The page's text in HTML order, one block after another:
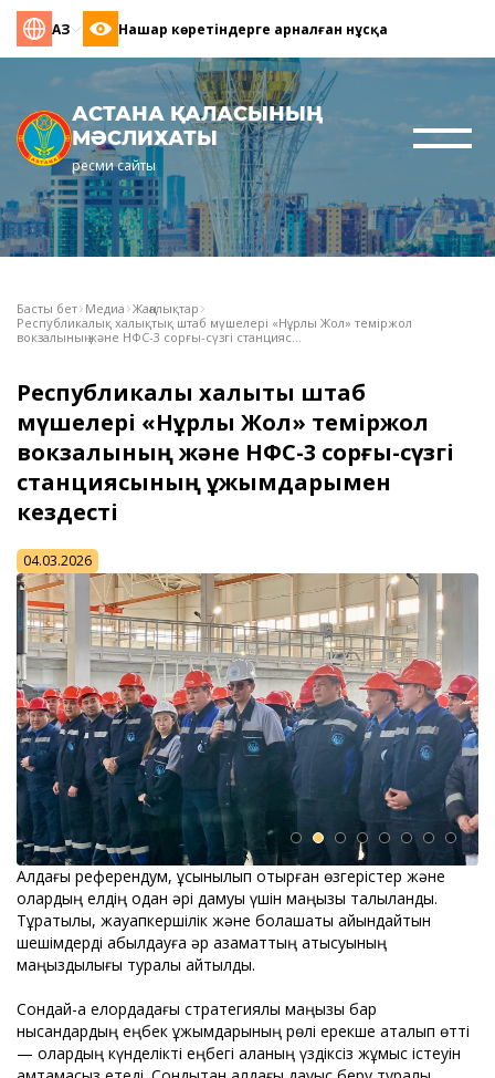
ҚАЗ Нашар көретіндерге арналған нұсқа
АСТАНА ҚАЛАСЫНЫҢ
МӘСЛИХАТЫ
ресми сайты
Басты бет Медиа Жаңалықтар
Республикалық халықтық штаб мүшелері «Нұрлы Жол» теміржол
вокзалының және НФС-3 сорғы-сүзгі станцияс...
Республикалық халықтық штаб
мүшелері «Нұрлы Жол» теміржол
вокзалының және НФС-3 сорғы-сүзгі
станциясының ұжымдарымен
кездесті
04.03.2026
Алдағы референдум, ұсынылып отырған өзгерістер және
олардың елдің одан әрі дамуы үшін маңызы талқыланды.
Тұрақтылық, жауапкершілік және болашақты айқындайтын
шешімдерді қабылдауға әр азаматтың қатысуының
маңыздылығы туралы айтылды.
Сондай-ақ елордадағы стратегиялық маңызы бар
нысандардың еңбек ұжымдарының рөлі ерекше аталып өтті
— олардың күнделікті еңбегі қаланың үздіксіз жұмыс істеуін